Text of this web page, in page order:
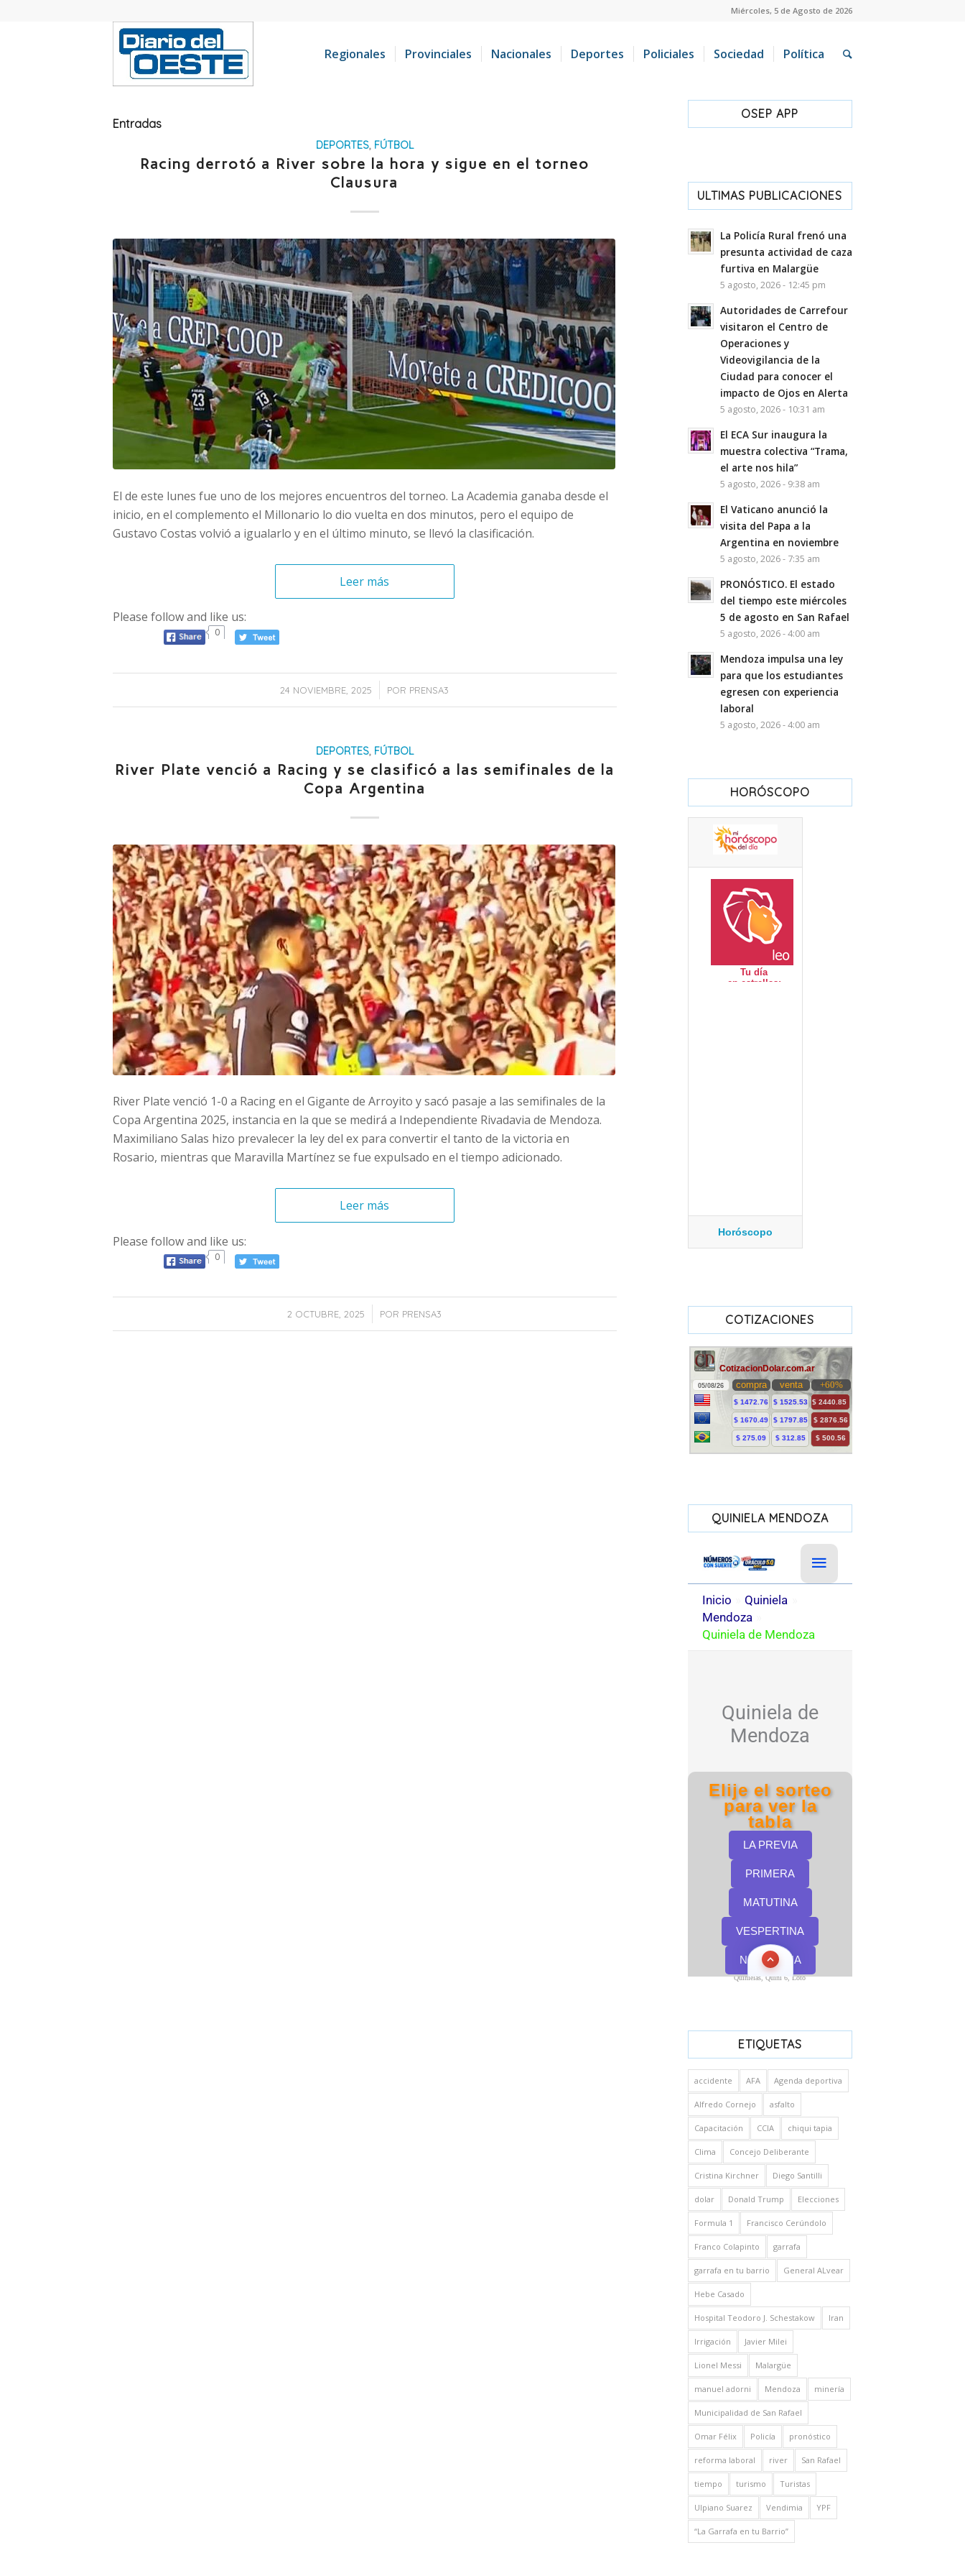
Miércoles, 5 de Agosto de 2026
Regionales Provinciales Nacionales Deportes Policiales Sociedad Política
Entradas
DEPORTES, FÚTBOL
Racing derrotó a River sobre la hora y sigue en el torneo
Clausura
El de este lunes fue uno de los mejores encuentros del torneo. La Academia ganaba desde el
inicio, en el complemento el Millonario lo dio vuelta en dos minutos, pero el equipo de
Gustavo Costas volvió a igualarlo y en el último minuto, se llevó la clasificación.
Leer más
Please follow and like us:
0
24 NOVIEMBRE, 2025
/ POR PRENSA3
DEPORTES, FÚTBOL
River Plate venció a Racing y se clasificó a las semifinales de la
Copa Argentina
River Plate venció 1-0 a Racing en el Gigante de Arroyito y sacó pasaje a las semifinales de la
Copa Argentina 2025, instancia en la que se medirá a Independiente Rivadavia de Mendoza.
Maximiliano Salas hizo prevalecer la ley del ex para convertir el tanto de la victoria en
Rosario, mientras que Maravilla Martínez se fue expulsado en el tiempo adicionado.
Leer más
Please follow and like us:
0
2 OCTUBRE, 2025
/ POR PRENSA3
OSEP APP
ULTIMAS PUBLICACIONES
La Policía Rural frenó una
presunta actividad de caza
furtiva en Malargüe
5 agosto, 2026 - 12:45 pm
Autoridades de Carrefour
visitaron el Centro de
Operaciones y
Videovigilancia de la
Ciudad para conocer el
impacto de Ojos en Alerta
5 agosto, 2026 - 10:31 am
El ECA Sur inaugura la
muestra colectiva “Trama,
el arte nos hila”
5 agosto, 2026 - 9:38 am
El Vaticano anunció la
visita del Papa a la
Argentina en noviembre
5 agosto, 2026 - 7:35 am
PRONÓSTICO. El estado
del tiempo este miércoles
5 de agosto en San Rafael
5 agosto, 2026 - 4:00 am
Mendoza impulsa una ley
para que los estudiantes
egresen con experiencia
laboral
5 agosto, 2026 - 4:00 am
HORÓSCOPO
Horóscopo
COTIZACIONES
QUINIELA MENDOZA
Quinielas, Quini 6, Loto
ETIQUETAS
accidente AFA Agenda deportiva
Alfredo Cornejo asfalto
Capacitación CCIA chiqui tapia
Clima Concejo Deliberante
Cristina Kirchner Diego Santilli
dolar Donald Trump Elecciones
Formula 1 Francisco Cerúndolo
Franco Colapinto garrafa
garrafa en tu barrio General ALvear
Hebe Casado
Hospital Teodoro J. Schestakow Iran
Irrigación Javier Milei
Lionel Messi Malargüe
manuel adorni Mendoza minería
Municipalidad de San Rafael
Omar Félix Policía pronóstico
reforma laboral river San Rafael
tiempo turismo Turistas
Ulpiano Suarez Vendimia YPF
“La Garrafa en tu Barrio”